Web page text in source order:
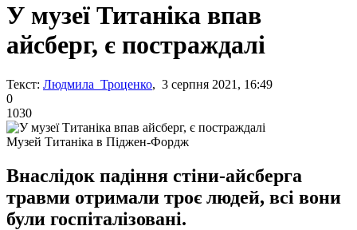
У музеї Титаніка впав
айсберг, є постраждалі
Текст: Людмила Троценко, 3 серпня 2021, 16:49
0
1030
Музей Титаніка в Піджен-Фордж
Внаслідок падіння стіни-айсберга
травми отримали троє людей, всі вони
були госпіталізовані.